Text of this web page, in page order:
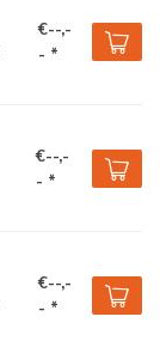
€--,-
- *
€--,-
- *
€--,-
- *